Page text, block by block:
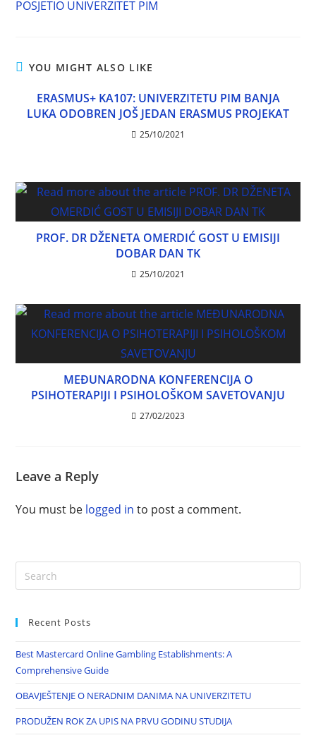
POSJETIO UNIVERZITET PIM
YOU MIGHT ALSO LIKE
ERASMUS+ KA107: UNIVERZITETU PIM BANJA
LUKA ODOBREN JOŠ JEDAN ERASMUS PROJEKAT
25/10/2021
PROF. DR DŽENETA OMERDIĆ GOST U EMISIJI
DOBAR DAN TK
25/10/2021
MEĐUNARODNA KONFERENCIJA O
PSIHOTERAPIJI I PSIHOLOŠKOM SAVETOVANJU
27/02/2023
Leave a Reply
You must be logged in to post a comment.
Recent Posts
Best Mastercard Online Gambling Establishments: A
Comprehensive Guide
OBAVJEŠTENJE O NERADNIM DANIMA NA UNIVERZITETU
PRODUŽEN ROK ZA UPIS NA PRVU GODINU STUDIJA